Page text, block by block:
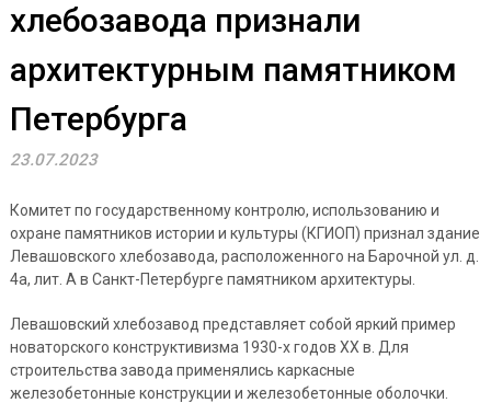
хлебозавода признали
архитектурным памятником
Петербурга
23.07.2023
Комитет по государственному контролю, использованию и
охране памятников истории и культуры (КГИОП) признал здание
Левашовского хлебозавода, расположенного на Барочной ул. д.
4а, лит. А в Санкт-Петербурге памятником архитектуры.
Левашовский хлебозавод представляет собой яркий пример
новаторского конструктивизма 1930-х годов XX в. Для
строительства завода применялись каркасные
железобетонные конструкции и железобетонные оболочки.